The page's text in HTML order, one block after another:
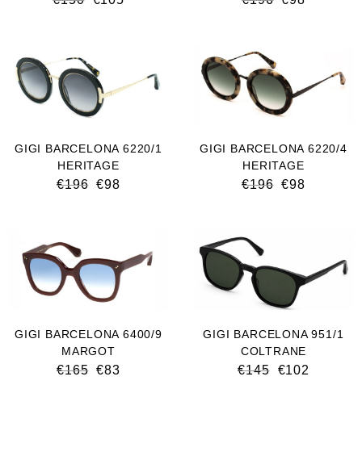
GIGI BARCELONA 6220/1
HERITAGE
€196 €98
GIGI BARCELONA 6220/4
HERITAGE
€196 €98
GIGI BARCELONA 6400/9
MARGOT
€165 €83
GIGI BARCELONA 951/1
COLTRANE
€145 €102